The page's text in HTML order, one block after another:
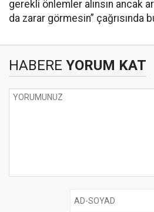
gerekli önlemler alınsın ancak
da zarar görmesin” çağrısında
HABERE YORUM KAT